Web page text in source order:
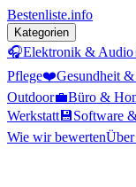
Bestenliste.info
Kategorien
🎧Elektronik & Audio
Pflege❤️Gesundheit
Outdoor💼Büro &
Werkstatt 💾Software
Wie wir bewerten